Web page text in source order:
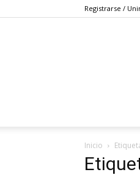
Registrarse /
Inicio